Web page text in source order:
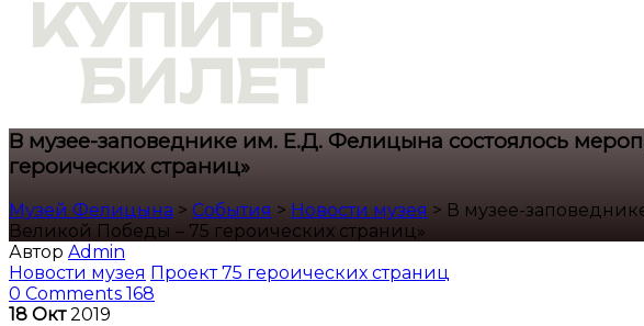
В музее-заповеднике им. Е.Д. Фелицына состоялось
героических страниц»
Музей Фелицына > События > Новости музея > В музее-
Великой Победы – 75 героических страниц»
Автор Admin
Новости музея Проект 75 героических страниц
0 Comments 168
18 Окт2019